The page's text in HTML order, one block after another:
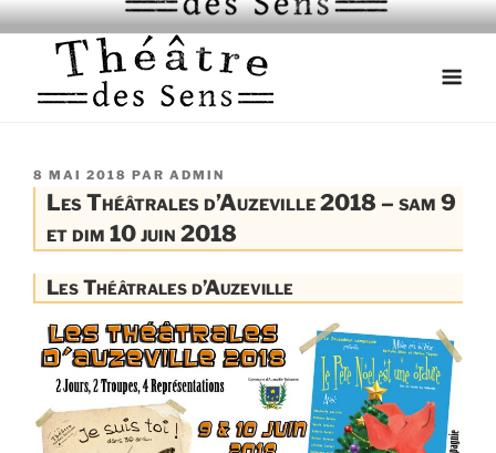
Skip
to
PUBLIÉ
LE
8 MAI 2018 PAR ADMIN
Les Théâtrales d’Auzeville 2018 – sam 9
et dim 10 juin 2018
Les Théâtrales d’Auzeville